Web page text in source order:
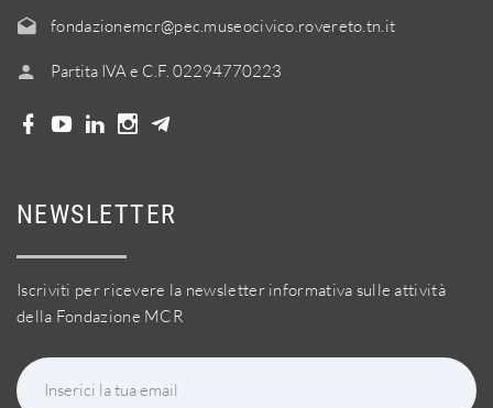
fondazionemcr@pec.museocivico.rovereto.tn.it
Partita IVA e C.F. 02294770223
NEWSLETTER
Iscriviti per ricevere la newsletter informativa sulle attività
della Fondazione MCR
Inserici la tua email